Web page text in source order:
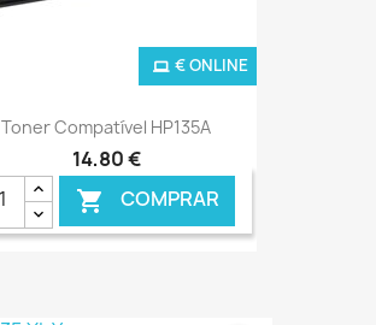
Toner Compatível HP135A
14,80 €
 COMPRAR
€ ONLINE